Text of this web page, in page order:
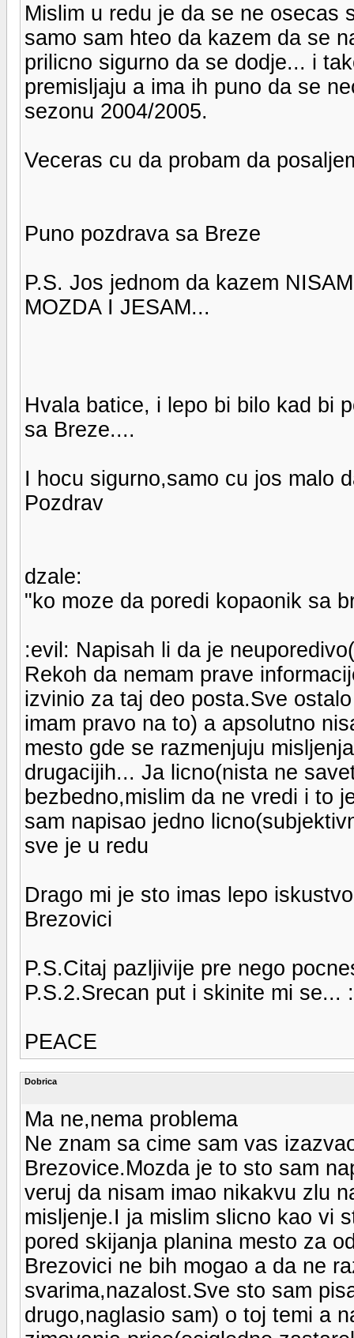
Mislim u redu je da se ne osecas
samo sam hteo da kazem da se
prilicno sigurno da se dodje... i
premisljaju a ima ih puno da se
sezonu 2004/2005.
Veceras cu da probam da
Puno pozdrava sa Breze
P.S. Jos jednom da kazem
MOZDA I JESAM...
Hvala batice, i lepo bi bilo kad bi
sa Breze....
I hocu sigurno,samo cu jos malo
Pozdrav
dzale:
"ko moze da poredi kopaonik sa
:evil: Napisah li da je
Rekoh da nemam prave
izvinio za taj deo posta.Sve
imam pravo na to) a apsolutno
mesto gde se razmenjuju
drugacijih... Ja licno(nista ne
bezbedno,mislim da ne vredi i to
sam napisao jedno
sve je u redu
Drago mi je sto imas lepo
Brezovici
P.S.Citaj pazljivije pre nego
P.S.2.Srecan put i skinite mi se...
PEACE
Dobrica
Ma ne,nema problema
Ne znam sa cime sam vas
Brezovice.Mozda je to sto sam
veruj da nisam imao nikakvu zlu
misljenje.I ja mislim slicno kao vi
pored skijanja planina mesto za
Brezovici ne bih mogao a da ne
svarima,nazalost.Sve sto sam
drugo,naglasio sam) o toj temi a